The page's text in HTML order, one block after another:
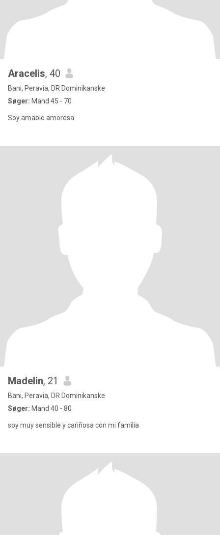
Aracelis, 40
Bani, Peravia, DR Dominikanske
Søger: Mand 45 - 70
Soy amable amorosa
Madelin, 21
Bani, Peravia, DR Dominikanske
Søger: Mand 40 - 80
soy muy sensible y cariñosa con mi familia